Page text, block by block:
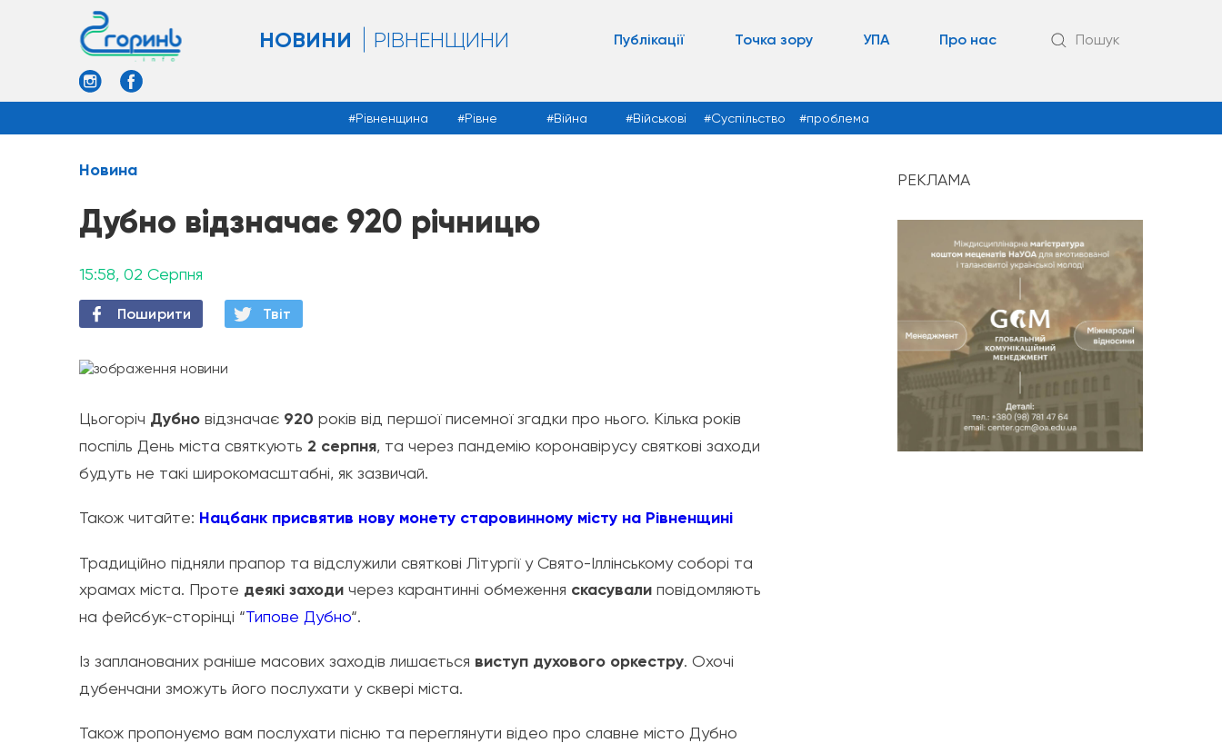
НОВИНИ РІВНЕНЩИНИ Публікації Точка зору УПА Про нас Пошук
Рівненщина Рівне Війна Військові Суспільство проблема
Новина
Дубно відзначає 920 річницю
15:58, 02 Серпня
Поширити Твiт
Цьогоріч Дубно відзначає 920 років від першої писемної згадки про нього. Кілька років
поспіль День міста святкують 2 серпня, та через пандемію коронавірусу святкові заходи
будуть не такі широкомасштабні, як зазвичай.
Також читайте: Нацбанк присвятив нову монету старовинному місту на Рівненщині
Традиційно підняли прапор та відслужили святкові Літургії у Свято-Іллінському соборі та
храмах міста. Проте деякі заходи через карантинні обмеження скасували повідомляють
на фейсбук-сторінці “Типове Дубно“.
Із запланованих раніше масових заходів лишається виступ духового оркестру. Охочі
дубенчани зможуть його послухати у сквері міста.
Також пропонуємо вам послухати пісню та переглянути відео про славне місто Дубно
РЕКЛАМА